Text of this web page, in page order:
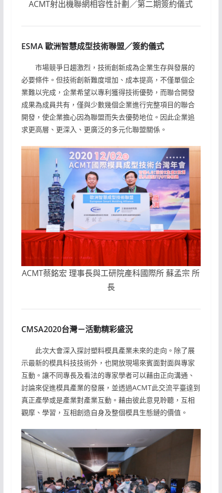
ACMT射出機聯網相容性計劃／第二期簽約儀式
ESMA 歐洲智慧成型技術聯盟／簽約儀式
市場競爭日趨激烈，技術創新成為企業生存與發展的
必要條件。但技術創新難度增加、成本提高，不僅單個企
業難以完成，企業希望以專利獲得技術優勢，而聯合開發
成果為成員共有，僅與少數幾個企業進行完整項目的聯合
開發，使企業擔心因為聯盟而失去優勢地位。因此企業追
求更高層、更深入、更廣泛的多元化聯盟關係。
ACMT蔡銘宏 理事長與工研院產科國際所 蘇孟宗 所
長
CMSA2020台灣－活動精彩盛況
此次大會深入探討塑料模具產業未來的走向。除了展
示最新的模具科技技術外，也開放現場來賓面對面與專家
互動。讓不同專長及看法的專家學者可以藉由正向溝通、
討論來促進模具產業的發展，並透過ACMT此交流平臺達到
真正產學或是產業對產業互動。藉由彼此意見聆聽，互相
觀摩、學習，互相創造自身及整個模具生態鏈的價值。